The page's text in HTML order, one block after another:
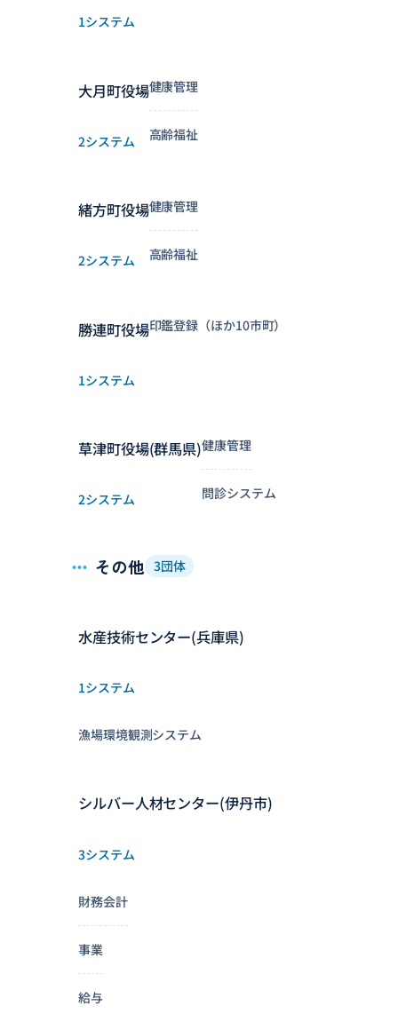
1システム
大月町役場
2システム
健康管理
高齢福祉
緒方町役場
2システム
健康管理
高齢福祉
勝連町役場
1システム
印鑑登録（ほか10市町）
草津町役場(群馬県)
2システム
健康管理
問診システム
その他 3団体
水産技術センター(兵庫県)
1システム
漁場環境観測システム
シルバー人材センター(伊丹市)
3システム
財務会計
事業
給与